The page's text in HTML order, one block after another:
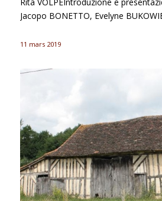
Jacopo BONETTO, Evelyne
11 mars 2019